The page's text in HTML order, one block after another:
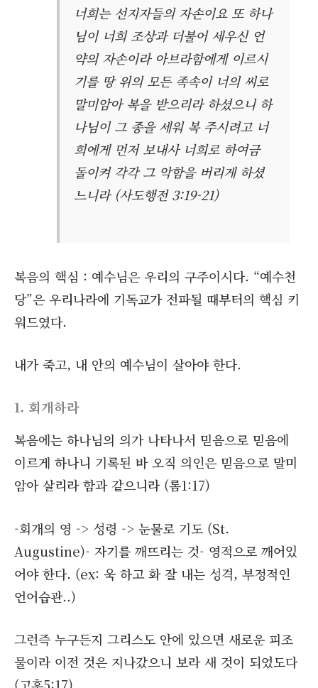
너희는 선지자들의 자손이요 또 하나
님이 너희 조상과 더불어 세우신 언
약의 자손이라 아브라함에게 이르시
기를 땅 위의 모든 족속이 너의 씨로
말미암아 복을 받으리라 하셨으니 하
나님이 그 종을 세워 복 주시려고 너
희에게 먼저 보내사 너희로 하여금
돌이켜 각각 그 악함을 버리게 하셨
느니라 (사도행전 3:19-21)
복음의 핵심 : 예수님은 우리의 구주이시다. “예수천
당”은 우리나라에 기독교가 전파될 때부터의 핵심 키
워드였다.
내가 죽고, 내 안의 예수님이 살아야 한다.
1. 회개하라
복음에는 하나님의 의가 나타나서 믿음으로 믿음에
이르게 하나니 기록된 바 오직 의인은 믿음으로 말미
암아 살리라 함과 같으니라 (롬1:17)
-회개의 영 -> 성령 -> 눈물로 기도 (St.
Augustine)- 자기를 깨뜨리는 것- 영적으로 깨어있
어야 한다. (ex: 욱 하고 화 잘 내는 성격, 부정적인
언어습관..)
그런즉 누구든지 그리스도 안에 있으면 새로운 피조
물이라 이전 것은 지나갔으니 보라 새 것이 되었도다